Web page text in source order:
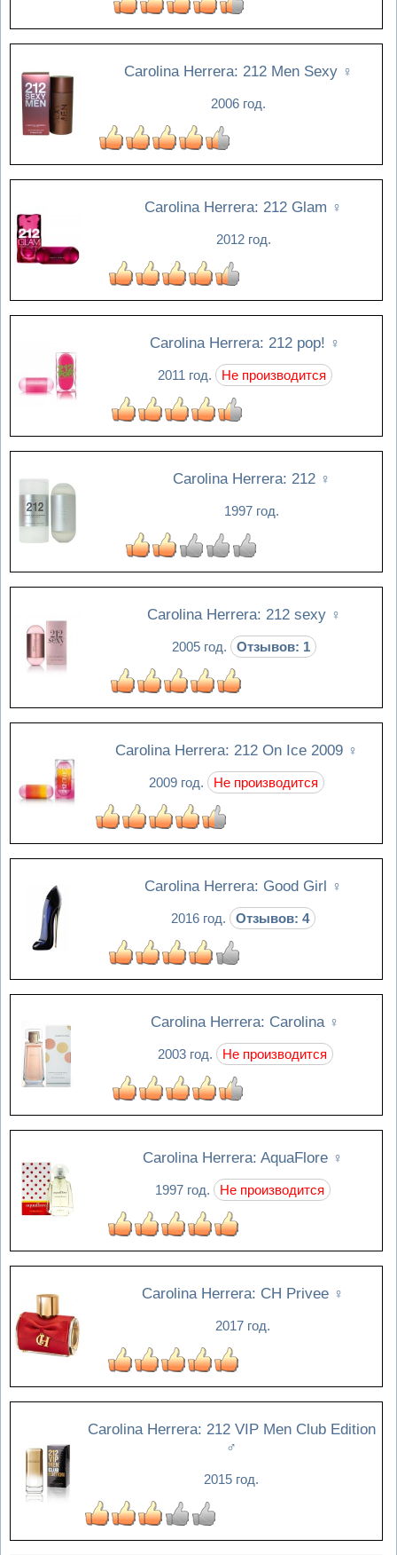
Carolina Herrera: 212 Men Sexy ♀
2006 год.
Carolina Herrera: 212 Glam ♀
2012 год.
Carolina Herrera: 212 pop! ♀
2011 год. Не производится
Carolina Herrera: 212 ♀
1997 год.
Carolina Herrera: 212 sexy ♀
2005 год. Отзывов: 1
Carolina Herrera: 212 On Ice 2009 ♀
2009 год. Не производится
Carolina Herrera: Good Girl ♀
2016 год. Отзывов: 4
Carolina Herrera: Carolina ♀
2003 год. Не производится
Carolina Herrera: AquaFlore ♀
1997 год. Не производится
Carolina Herrera: CH Privee ♀
2017 год.
Carolina Herrera: 212 VIP Men Club Edition
♂
2015 год.